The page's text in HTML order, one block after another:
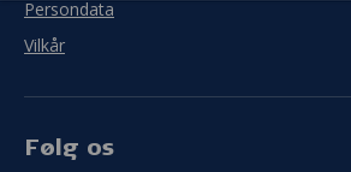
I meget ringe grad
Persondata
Vilkår
Følg os